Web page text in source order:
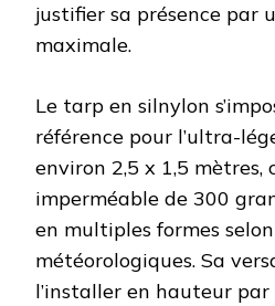
justifier sa présence par
maximale.
Le tarp en silnylon
référence pour l’ultra-
environ 2,5 x 1,5 mètres,
imperméable de 300
en multiples formes
météorologiques. Sa
l’installer en hauteur